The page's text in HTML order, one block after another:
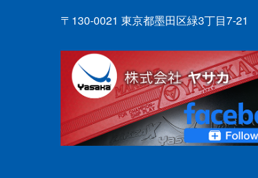
〒130-0021 東京都墨田区緑3丁目7-21